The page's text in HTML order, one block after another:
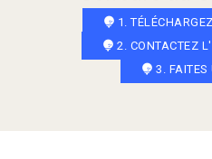
1.
2. CONTACTEZ
3. FAITES